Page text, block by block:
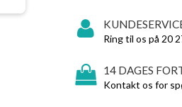
Ring til os på 20
14 DAGES
Kontakt os for